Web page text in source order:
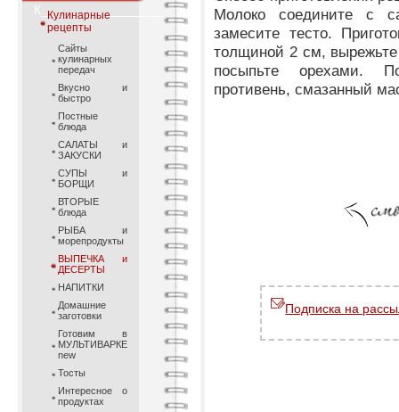
К_________________
Кулинарные
рецепты
Сайты
кулинарных
передач
Вкусно и
быстро
Постные
блюда
САЛАТЫ и
ЗАКУСКИ
СУПЫ и
БОРЩИ
ВТОРЫЕ
блюда
РЫБА и
морепродукты
ВЫПЕЧКА и
ДЕСЕРТЫ
НАПИТКИ
Домашние
заготовки
Готовим в
МУЛЬТИВАРКЕ
new
Тосты
Интересное о
продуктах
Молоко соедините с
замесите тесто.
толщиной 2 см,
посыпьте орехами.
противень, смазанный
Подписка на